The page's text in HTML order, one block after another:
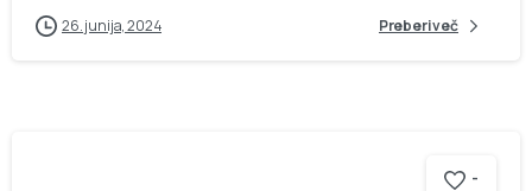
26. junija, 2024 Preberi več
-